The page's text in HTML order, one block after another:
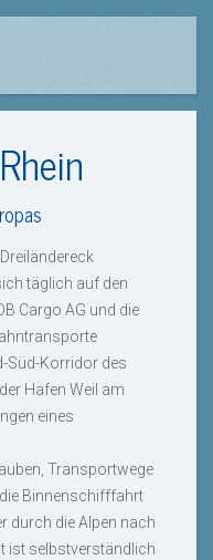
täglich auf den
Cargo AG und die
Süd-Korridor des
Hafen Weil am
eines
Transportwege
Binnenschifffahrt
durch die Alpen nach
ist selbstverständlich